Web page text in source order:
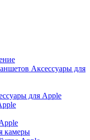
Аксессуары для
для Apple
камеры